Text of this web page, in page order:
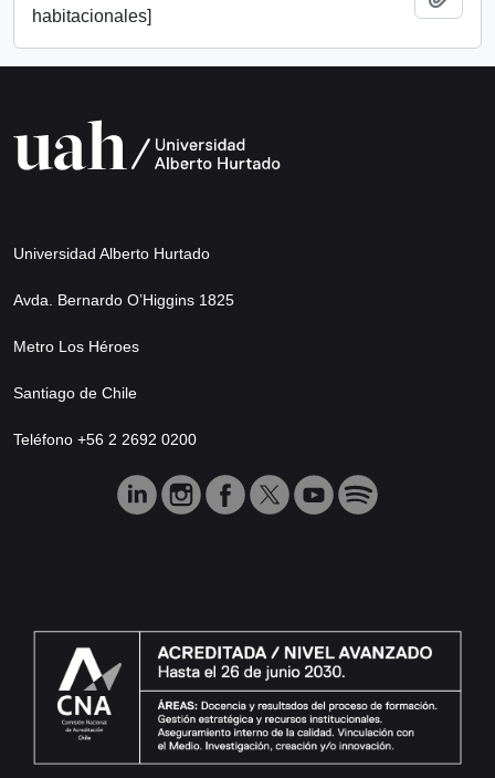
habitacionales]
Universidad Alberto Hurtado
Avda. Bernardo O’Higgins 1825
Metro Los Héroes
Santiago de Chile
Teléfono +56 2 2692 0200